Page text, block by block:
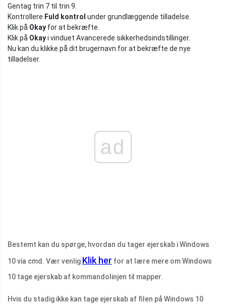
Gentag trin 7 til trin 9.
Kontrollere Fuld kontrol under grundlæggende tilladelse.
Klik på Okay for at bekræfte.
Klik på Okayi vinduet Avancerede sikkerhedsindstillinger.
Nu kan du klikke på dit brugernavn for at bekræfte de nye
tilladelser.
ad
Bestemt kan du spørge, hvordan du tager ejerskab i Windows
10 via cmd. Vær venlig Klik her for at lære mere om Windows
10 tage ejerskab af kommandolinjen til mapper.
Hvis du stadig ikke kan tage ejerskab af filen på Windows 10